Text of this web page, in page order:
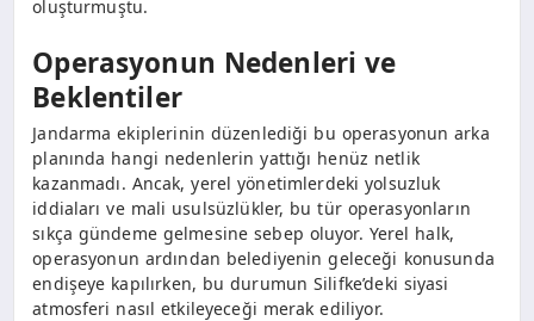
oluşturmuştu.
Operasyonun Nedenleri ve
Beklentiler
Jandarma ekiplerinin düzenlediği bu operasyonun arka
planında hangi nedenlerin yattığı henüz netlik
kazanmadı. Ancak, yerel yönetimlerdeki yolsuzluk
iddiaları ve mali usulsüzlükler, bu tür operasyonların
sıkça gündeme gelmesine sebep oluyor. Yerel halk,
operasyonun ardından belediyenin geleceği konusunda
endişeye kapılırken, bu durumun Silifke’deki siyasi
atmosferi nasıl etkileyeceği merak ediliyor.